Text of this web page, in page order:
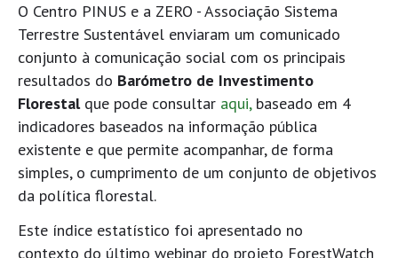
O Centro PINUS e a ZERO - Associação Sistema
Terrestre Sustentável enviaram um comunicado
conjunto à comunicação social com os principais
resultados do Barómetro de Investimento
Florestal que pode consultar aqui,baseado em 4
indicadores baseados na informação pública
existente e que permite acompanhar, de forma
simples, o cumprimento de um conjunto de objetivos
da política florestal.
Este índice estatístico foi apresentado no
contexto do último webinar do projeto ForestWatch